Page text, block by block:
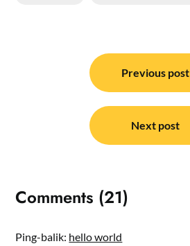
Previous post
Next post
Comments (21)
Ping-balik: hello world